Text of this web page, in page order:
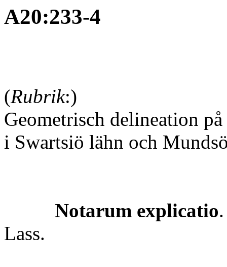
A20:233-4
(Rubrik:)
Geometrisch delineation
i Swartsiö lähn och
Notarum explicatio
Lass.